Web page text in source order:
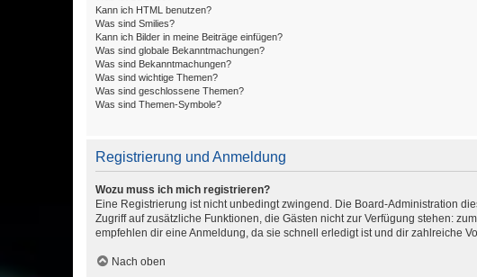
Kann ich HTML benutzen?
Was sind Smilies?
Kann ich Bilder in meine Beiträge einfügen?
Was sind globale Bekanntmachungen?
Was sind Bekanntmachungen?
Was sind wichtige Themen?
Was sind geschlossene Themen?
Was sind Themen-Symbole?
Registrierung und Anmeldung
Wozu muss ich mich registrieren?
Eine Registrierung ist nicht unbedingt zwingend. Die Board-Administration
Zugriff auf zusätzliche Funktionen, die Gästen nicht zur Verfügung stehen:
empfehlen dir eine Anmeldung, da sie schnell erledigt ist und dir zahlreiche
Nach oben